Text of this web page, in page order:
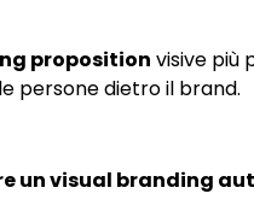
proposition visive più
persone dietro il brand.
un visual branding